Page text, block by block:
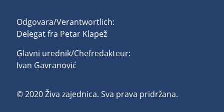
Odgovara/Verantwortlich:
Delegat fra Petar Klapež
Glavni urednik/Chefredakteur:
Ivan Gavranović
© 2020 Živa zajednica. Sva prava pridržana.